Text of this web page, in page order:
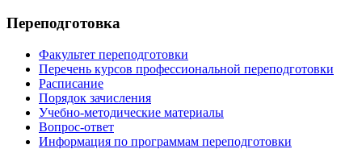
Переподготовка
Факультет переподготовки
Перечень курсов профессиональной переподготовки
Расписание
Порядок зачисления
Учебно-методические материалы
Вопрос-ответ
Информация по программам переподготовки